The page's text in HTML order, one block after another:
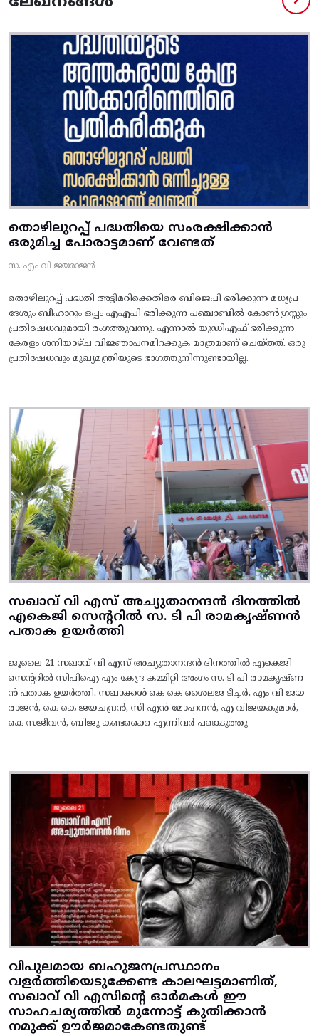
തൊഴിലുറപ്പ് പദ്ധതിയെ സംരക്ഷിക്കാൻ
ഒരുമിച്ച പോരാട്ടമാണ് വേണ്ടത്
സ. എം വി ജയരാജൻ
തൊഴിലുറപ്പ് പദ്ധതി അട്ടിമറിക്കെതിരെ ബിജെപി ഭരിക്കുന്ന മധ്യപ്ര
ദേശും ബീഹാറും ഒപ്പം എഎപി ഭരിക്കുന്ന പഞ്ചാബിൽ കോൺഗ്രസ്സും
പ്രതിഷേധവുമായി രംഗത്തുവന്നു. എന്നാൽ യുഡിഎഫ് ഭരിക്കുന്ന
കേരളം ശനിയാഴ്ച വിജ്ഞാപനമിറക്കുക മാത്രമാണ് ചെയ്തത്. ഒരു
പ്രതിഷേധവും മുഖ്യമന്ത്രിയുടെ ഭാഗത്തുനിന്നുണ്ടായില്ല.
സഖാവ് വി എസ് അച്യുതാനന്ദൻ ദിനത്തിൽ
എകെജി സെന്ററിൽ സ. ടി പി രാമകൃഷ്‌ണൻ
പതാക ഉയർത്തി
ജൂലൈ 21 സഖാവ് വി എസ് അച്യുതാനന്ദൻ ദിനത്തിൽ എകെജി
സെന്ററിൽ സിപിഐ എം കേന്ദ്ര കമ്മിറ്റി അംഗം സ. ടി പി രാമകൃഷ്‌ണ
ൻ പതാക ഉയർത്തി. സഖാക്കൾ കെ കെ ശൈലജ ടീച്ചർ, എം വി ജയ
രാജൻ, കെ കെ ജയചന്ദ്രൻ, സി എൻ മോഹനൻ, എ വിജയകുമാർ,
കെ സജീവൻ, ബിജു കണ്ടക്കൈ എന്നിവർ പങ്കെടുത്തു
വിപുലമായ ബഹുജനപ്രസ്ഥാനം
വളർത്തിയെടുക്കേണ്ട കാലഘട്ടമാണിത്,
സഖാവ് വി എസിന്റെ ഓർമകൾ ഈ
സാഹചര്യത്തിൽ മുന്നോട്ട്‌ കുതിക്കാൻ
നമുക്ക് ഊർജമാകേണ്ടതുണ്ട്